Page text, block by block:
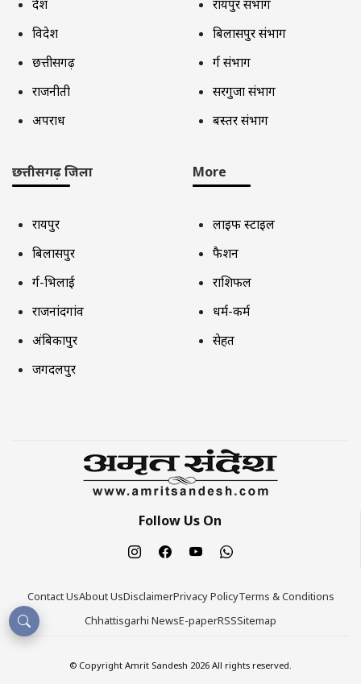
देश
विदेश
छत्तीसगढ़
राजनीती
अपराध
रायपुर संभाग
बिलासपुर संभाग
दुर्ग संभाग
सरगुजा संभाग
बस्तर संभाग
छत्तीसगढ़ जिला
रायपुर
बिलासपुर
दुर्ग-भिलाई
राजनांदगांव
अंबिकापुर
जगदलपुर
More
लाइफ स्टाइल
फैशन
राशिफल
धर्म-कर्म
सेहत
Follow Us On
Contact UsAbout UsDisclaimerPrivacy PolicyTerms & Conditions
Chhattisgarhi NewsE-paperRSSSitemap
© Copyright Amrit Sandesh 2026 All rights reserved.